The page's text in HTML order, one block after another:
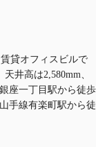
貸オフィスビルで
井高は2,580mm、
座一丁目駅から徒歩
手線有楽町駅から徒